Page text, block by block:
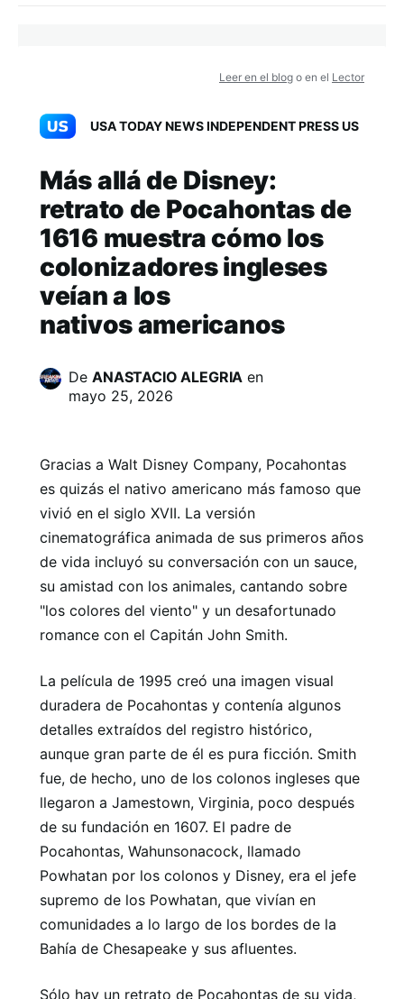
Leer en el blog o en el Lector
USA TODAY NEWS INDEPENDENT PRESS US
Más allá de Disney:
retrato de Pocahontas de
1616 muestra cómo los
colonizadores ingleses
veían a los
nativos americanos
De ANASTACIO ALEGRIA en
mayo 25, 2026
Gracias a Walt Disney Company, Pocahontas
es quizás el nativo americano más famoso que
vivió en el siglo XVII. La versión
cinematográfica animada de sus primeros años
de vida incluyó su conversación con un sauce,
su amistad con los animales, cantando sobre
"los colores del viento" y un desafortunado
romance con el Capitán John Smith.
La película de 1995 creó una imagen visual
duradera de Pocahontas y contenía algunos
detalles extraídos del registro histórico,
aunque gran parte de él es pura ficción. Smith
fue, de hecho, uno de los colonos ingleses que
llegaron a Jamestown, Virginia, poco después
de su fundación en 1607. El padre de
Pocahontas, Wahunsonacock, llamado
Powhatan por los colonos y Disney, era el jefe
supremo de los Powhatan, que vivían en
comunidades a lo largo de los bordes de la
Bahía de Chesapeake y sus afluentes.
Sólo hay un retrato de Pocahontas de su vida,